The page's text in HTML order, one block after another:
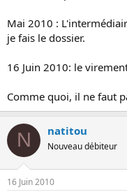
Mai 2010 :
je fais le dossier.
16 Juin 2010: le
Comme quoi, il ne faut
N natitou
Nouveau débiteur
16 Juin 2010